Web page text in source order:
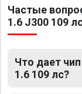
Частые
1.6 J300 109
Что дает
1.6 109 лс?